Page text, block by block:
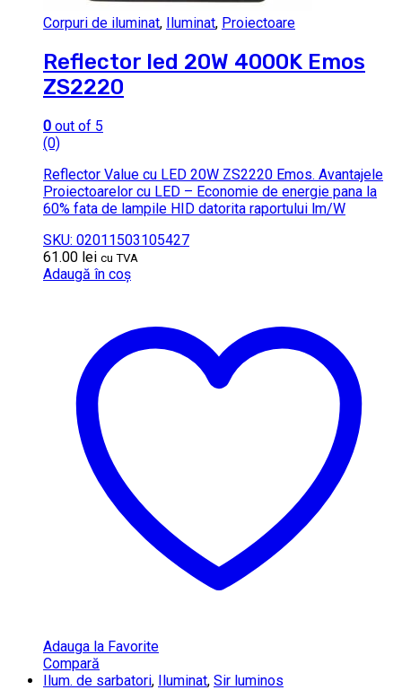
Corpuri de iluminat, Iluminat, Proiectoare
Reflector led 20W 4000K Emos
ZS2220
0 out of 5
(0)
Reflector Value cu LED 20W ZS2220 Emos. Avantajele
Proiectoarelor cu LED – Economie de energie pana la
60% fata de lampile HID datorita raportului lm/W
SKU: 02011503105427
61.00 lei cu TVA
Adaugă în coș
Adauga la Favorite
Compară
Ilum. de sarbatori, Iluminat, Sir luminos